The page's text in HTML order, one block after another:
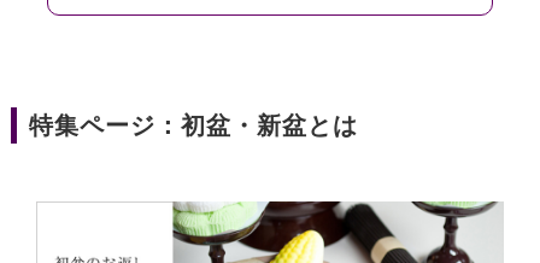
特集ページ：初盆・新盆とは